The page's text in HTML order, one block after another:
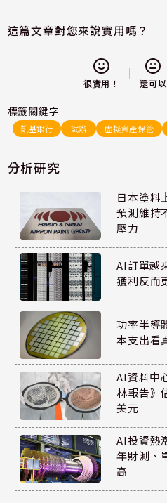
這篇文章對您來說實用嗎？
很實用！ 還可以
標籤關鍵字
凱基銀行 試辦 虛擬資產保管
分析研究
日本塗料
預測維持
壓力
AI訂單越
獲利反而
功率半導
本支出看
AI資料中
林報告》
美元
AI投資熱
年財測、
高